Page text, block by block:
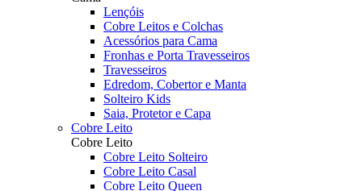
Lençóis
Cobre Leitos e Colchas
Acessórios para Cama
Fronhas e Porta Travesseiros
Travesseiros
Edredom, Cobertor e Manta
Solteiro Kids
Saia, Protetor e Capa
Cobre Leito
Cobre Leito
Cobre Leito Solteiro
Cobre Leito Casal
Cobre Leito Queen